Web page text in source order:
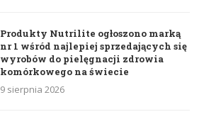
Produkty Nutrilite ogłoszono marką
nr 1 wśród najlepiej sprzedających się
wyrobów do pielęgnacji zdrowia
komórkowego na świecie
9 sierpnia 2026